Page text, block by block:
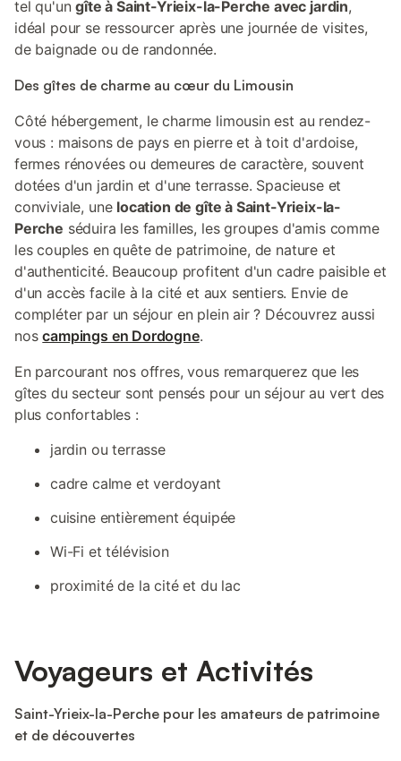
tel qu'ungîte à Saint-Yrieix-la-Perche avec jardin,
idéal pour se ressourcer après une journée de visites,
de baignade ou de randonnée.
Des gîtes de charme au cœur du Limousin
Côté hébergement, le charme limousin est au rendez-
vous : maisons de pays en pierre et à toit d'ardoise,
fermes rénovées ou demeures de caractère, souvent
dotées d'un jardin et d'une terrasse. Spacieuse et
conviviale, une location de gîte à Saint-Yrieix-la-
Perche séduira les familles, les groupes d'amis comme
les couples en quête de patrimoine, de nature et
d'authenticité. Beaucoup profitent d'un cadre paisible et
d'un accès facile à la cité et aux sentiers. Envie de
compléter par un séjour en plein air ? Découvrez aussi
noscampings en Dordogne.
En parcourant nos offres, vous remarquerez que les
gîtes du secteur sont pensés pour un séjour au vert des
plus confortables :
jardin ou terrasse
cadre calme et verdoyant
cuisine entièrement équipée
Wi-Fi et télévision
proximité de la cité et du lac
Voyageurs et Activités
Saint-Yrieix-la-Perche pour les amateurs de patrimoine
et de découvertes